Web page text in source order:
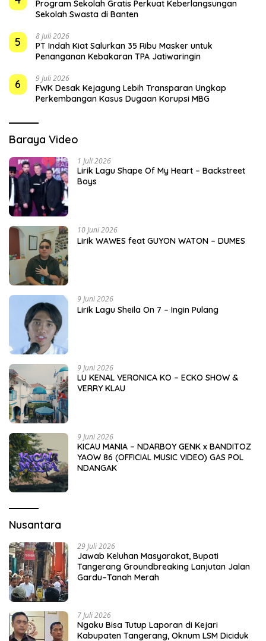
Program Sekolah Gratis Perkuat Keberlangsungan
Sekolah Swasta di Banten
5 8 Juli 2026
PT Indah Kiat Salurkan 35 Ribu Masker untuk
Penanganan Kebakaran TPA Jatiwaringin
6 9 Juli 2026
FWK Desak Kejagung Lebih Transparan Ungkap
Perkembangan Kasus Dugaan Korupsi MBG
Baraya Video
1 Juli 2026
Lirik Lagu Shape Of My Heart – Backstreet
Boys
10 Juni 2026
Lirik WAWES feat GUYON WATON – DUMES
9 Juni 2026
Lirik Lagu Sheila On 7 – Ingin Pulang
9 Juni 2026
LU KENAL VERONICA KO – ECKO SHOW &
VERRY KLAU
9 Juni 2026
KICAU MANIA – NDARBOY GENK x BANDITOZ
YAOW 86 (OFFICIAL MUSIC VIDEO) GAS POL
NDANGAK
Nusantara
29 Juli 2026
Jawab Keluhan Masyarakat, Bupati
Tangerang Groundbreaking Lanjutan Jalan
Gardu–Tanah Merah
7 Juli 2026
Ngaku Bisa Tutup Laporan di Kejari
Kabupaten Tangerang, Oknum LSM Diciduk